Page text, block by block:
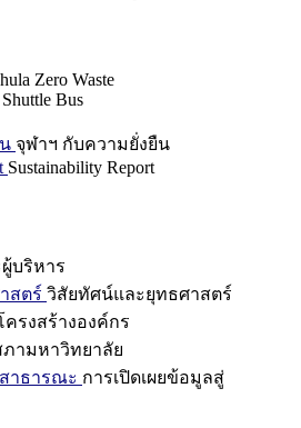
Zero Waste
Bus
จุฬาฯ กับความยั่งยืน
Sustainability Report
บริหาร
สตร์ วิสัยทัศน์และยุทธศาสตร์
ครงสร้างองค์กร
ภามหาวิทยาลัย
าธารณะ การเปิดเผยข้อมูลสู่